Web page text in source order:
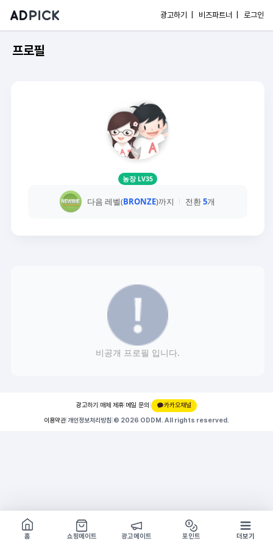
광고하기 | 비즈파트너 | 로그인
프로필
농장 LV35
다음 레벨(BRONZE)까지 전환5개
비공개 프로필 입니다.
광고하기 매체 제휴 메일 문의 |
카카오채널
이용약관 개인정보처리방침 © 2026 ODDM. All rights reserved.
쇼핑몰 구경하기
방문시 1G
홈
쇼핑메이트 광고메이트 포인트 더보기